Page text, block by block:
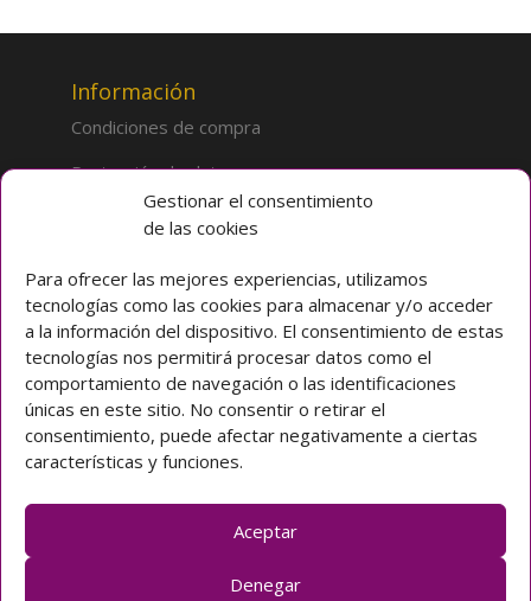
Gestionar el consentimiento
de las cookies
Para ofrecer las mejores experiencias, utilizamos
tecnologías como las cookies para almacenar y/o acceder
a la información del dispositivo. El consentimiento de estas
tecnologías nos permitirá procesar datos como el
comportamiento de navegación o las identificaciones
únicas en este sitio. No consentir o retirar el
consentimiento, puede afectar negativamente a ciertas
características y funciones.
Aceptar
Denegar
Información
Condiciones de compra
Protección de datos
Sobre la tienda
Inicio
Mi cuenta
Preguntas frecuentes
Colegio CLARET
Avda. Padre Claret 3 40003 Segovia (ESPAÑA)
Teléfono: [+34] 921 42 03 00
Email: colegio@claretsegovia.es